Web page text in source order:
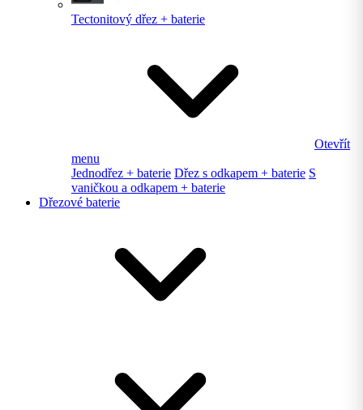
Tectonitový dřez + baterie
Otevřít
menu
Jednodřez + baterie Dřez s odkapem + baterie S
vaničkou a odkapem + baterie
Dřezové baterie